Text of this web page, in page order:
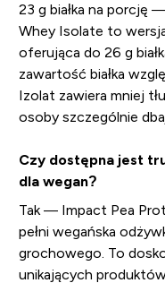
23 g białka na porcję
Whey Isolate to
oferująca do 26 g
zawartość białka
Izolat zawiera mniej
osoby szczególnie
Czy dostępna jest
dla wegan?
Tak — Impact Pea
pełni wegańska
grochowego. To
unikających